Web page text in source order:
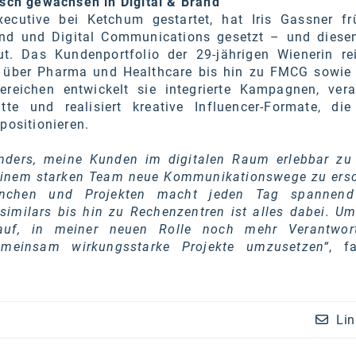
bei Ketchum gestartet, hat Iris Gassner
und Digital Communications gesetzt – und
Das Kundenportfolio der 29-jährigen Wienerin
Pharma und Healthcare bis hin zu FMCG sowie
entwickelt sie integrierte Kampagnen,
und realisiert kreative Influencer-Formate, die
meine Kunden im digitalen Raum erlebbar zu
starken Team neue Kommunikationswege zu
und Projekten macht jeden Tag
bis hin zu Rechenzentren ist alles dabei.
in meiner neuen Rolle noch mehr
wirkungsstarke Projekte umzusetzen“,